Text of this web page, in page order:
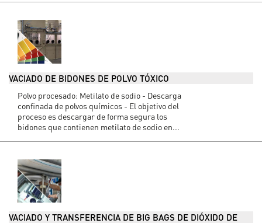
VACIADO DE BIDONES DE POLVO TÓXICO
Polvo procesado: Metilato de sodio - Descarga
confinada de polvos químicos - El objetivo del
proceso es descargar de forma segura los
bidones que contienen metilato de sodio en...
VACIADO Y TRANSFERENCIA DE BIG BAGS DE DIÓXIDO DE